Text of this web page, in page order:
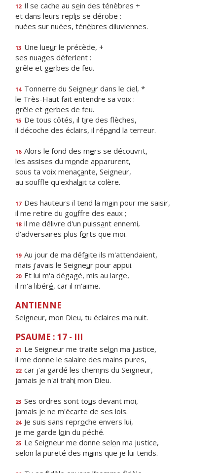
12 Il se cache au sein des ténèbres +
et dans leurs replis se dérobe :
nuées sur nuées, ténèbres diluviennes.
13 Une lueur le précède, +
ses nuages déferlent :
grêle et gerbes de feu.
14 Tonnerre du Seigneur dans le ciel, *
le Très-Haut fait entendre sa voix :
grêle et gerbes de feu.
15 De tous côtés, il tire des flèches,
il décoche des éclairs, il répand la terreur.
16 Alors le fond des mers se découvrit,
les assises du monde apparurent,
sous ta voix menaçante, Seigneur,
au souffle qu'exhalait ta colère.
17 Des hauteurs il tend la main pour me saisir,
il me retire du gouffre des eaux ;
18 il me délivre d'un puissant ennemi,
d'adversaires plus forts que moi.
19 Au jour de ma défaite ils m'attendaient,
mais j'avais le Seigneur pour appui.
20 Et lui m'a dégagé, mis au large,
il m'a libéré, car il m'aime.
ANTIENNE
Seigneur, mon Dieu, tu éclaires ma nuit.
PSAUME : 17 - III
21 Le Seigneur me traite selon ma justice,
il me donne le salaire des mains pures,
22 car j'ai gardé les chemins du Seigneur,
jamais je n'ai trahi mon Dieu.
23 Ses ordres sont tous devant moi,
jamais je ne m'écarte de ses lois.
24 Je suis sans reproche envers lui,
je me garde loin du péché.
25 Le Seigneur me donne selon ma justice,
selon la pureté des mains que je lui tends.